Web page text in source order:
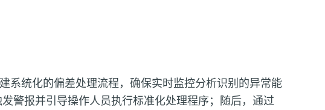
系统化的偏差处理流程，确保实时监控分析识别的异常能
警报并引导操作人员执行标准化处理程序；随后，通过